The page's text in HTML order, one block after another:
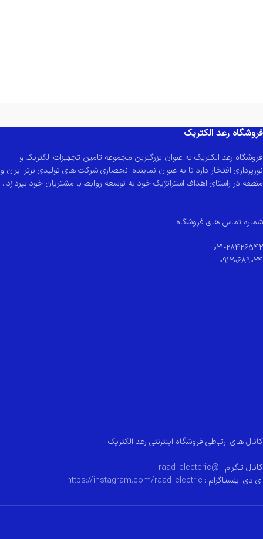
فروشگاه رعد الکتریک
فروشگاه رعد الکتریک به عنوان بزرگترین مجموعه تامین تجهیزات الکتریک و
نورپردازی افتخار دارد تا به عنوان نماینده انحصاری شرکت های تولیدی برتر ایران و
منطقه در راستای اهداف استراتژیک خود به توسعه روابط با مشتریان خود بپردازد .
شماره تماس های فروشگاه :
021-28426542
09120689024
.
کانال های ارتباطی فروشگاه اینترنتی رعد الکتریک
کانال تلگرام : @raad_electeric
آی دی اینستاگرام : https://instagram.com/raad_electric